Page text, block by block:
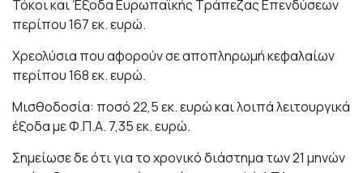
Τόκοι και Έξοδα Ευρωπαϊκής Τράπεζας Επενδύσεων
περίπου 167 εκ. ευρώ.
Χρεολύσια που αφορούν σε αποπληρωμή κεφαλαίων
περίπου 168 εκ. ευρώ.
Μισθοδοσία: ποσό 22,5 εκ. ευρώ και λοιπά λειτουργικά
έξοδα με Φ.Π.Α. 7,35 εκ. ευρώ.
Σημείωσε δε ότι για το χρονικό διάστημα των 21 μηνών